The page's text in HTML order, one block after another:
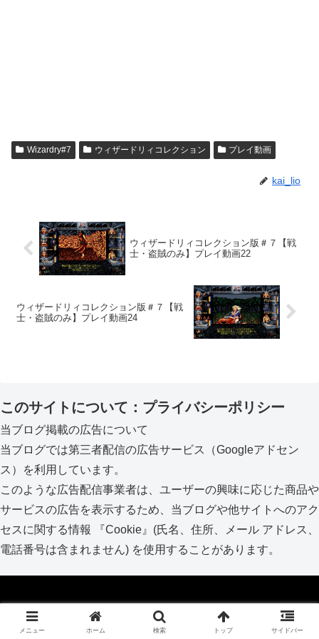
Wizardry#7 ウィザードリィコレクション プレイ動画
kai_lio
ウィザードリィコレクション版＃７【戦
士・盗賊のみ】プレイ動画22
ウィザードリィコレクション版＃７【戦
士・盗賊のみ】プレイ動画24
このサイトについて：プライバシーポリシー
当ブログ掲載の広告について
当ブログでは第三者配信の広告サービス（Googleアドセン
ス）を利用しています。
このような広告配信事業者は、ユーザーの興味に応じた商品や
サービスの広告を表示するため、当ブログや他サイトへのアク
セスに関する情報 『Cookie』(氏名、住所、メール アドレス、
電話番号は含まれません) を使用することがあります。
Copyright © 2017-2026 kai_lio ブログ All Rights Reserved.
メニュー ホーム 検索 トップ サイドバー